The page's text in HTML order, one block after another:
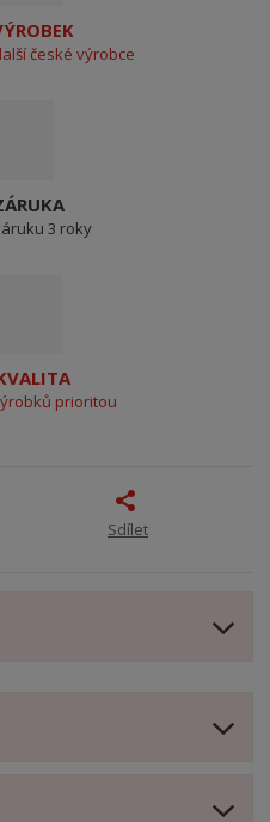
české výrobce
3 roky
prioritou
Sdílet